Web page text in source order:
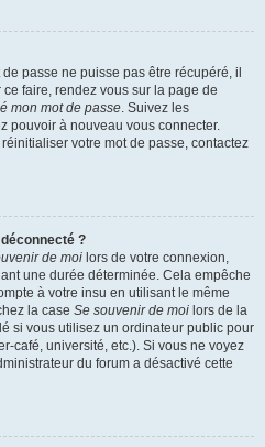
passe ne puisse pas être récupéré, il
faire, rendez vous sur la page de
mon mot de passe. Suivez les
pouvoir à nouveau vous connecter.
votre mot de passe, contactez
?
de moi lors de votre connexion,
une durée déterminée. Cela empêche
à votre insu en utilisant le même
la case Se souvenir de moi lors de la
si vous utilisez un ordinateur public pour
café, université, etc.). Si vous ne voyez
du forum a désactivé cette